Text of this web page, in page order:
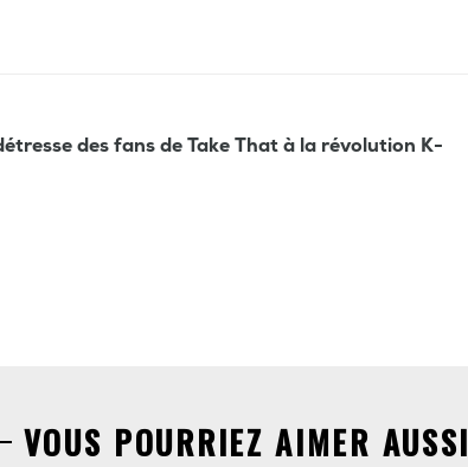
des fans de Take That à la révolution K-
VOUS POURRIEZ AIMER AUSSI